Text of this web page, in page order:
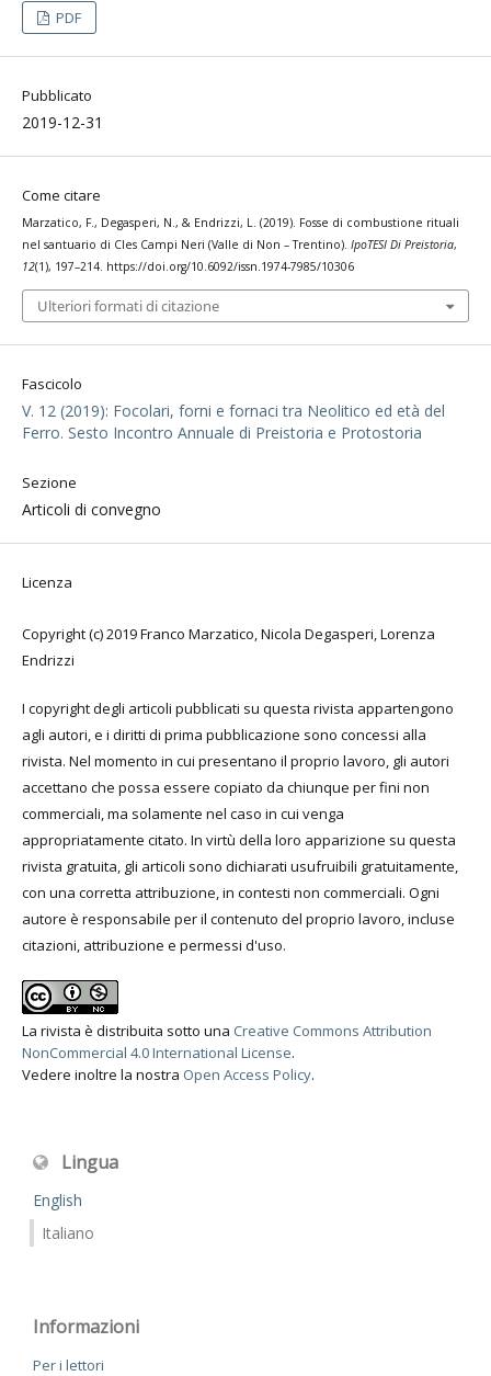
PDF
Pubblicato
2019-12-31
Come citare
Marzatico, F., Degasperi, N., & Endrizzi, L. (2019). Fosse di combustione rituali
nel santuario di Cles Campi Neri (Valle di Non – Trentino). IpoTESI Di Preistoria,
12(1), 197–214. https://doi.org/10.6092/issn.1974-7985/10306
Ulteriori formati di citazione
Fascicolo
V. 12 (2019): Focolari, forni e fornaci tra Neolitico ed età del
Ferro. Sesto Incontro Annuale di Preistoria e Protostoria
Sezione
Articoli di convegno
Licenza
Copyright (c) 2019 Franco Marzatico, Nicola Degasperi, Lorenza
Endrizzi
I copyright degli articoli pubblicati su questa rivista appartengono
agli autori, e i diritti di prima pubblicazione sono concessi alla
rivista. Nel momento in cui presentano il proprio lavoro, gli autori
accettano che possa essere copiato da chiunque per fini non
commerciali, ma solamente nel caso in cui venga
appropriatamente citato. In virtù della loro apparizione su questa
rivista gratuita, gli articoli sono dichiarati usufruibili gratuitamente,
con una corretta attribuzione, in contesti non commerciali. Ogni
autore è responsabile per il contenuto del proprio lavoro, incluse
citazioni, attribuzione e permessi d'uso.
La rivista è distribuita sotto una Creative Commons Attribution
NonCommercial 4.0 International License.
Vedere inoltre la nostra Open Access Policy.
Lingua
English
Italiano
Informazioni
Per i lettori